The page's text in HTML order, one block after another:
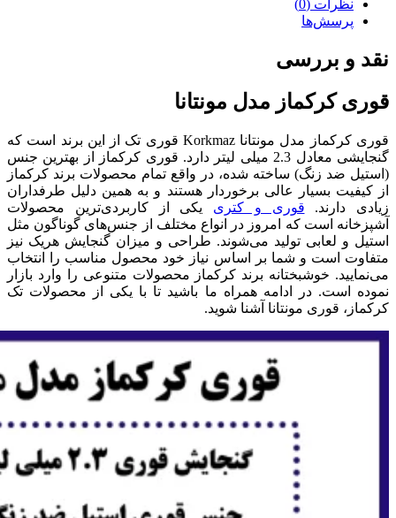
نظرات (0)
پرسش‌ها
نقد و بررسی
قوری کرکماز مدل مونتانا
قوری کرکماز مدل مونتانا Korkmaz قوری تک از این برند است که
گنجایشی معادل 2.3 میلی لیتر دارد. قوری کرکماز از بهترین جنس
(استیل ضد زنگ) ساخته شده، در واقع تمام محصولات برند کرکماز
از کیفیت بسیار عالی برخوردار هستند و به همین دلیل طرفداران
زیادی دارند. قوری و کتری یکی از کاربردی‌ترین محصولات
آشپزخانه است که امروز در انواع مختلف از جنس‌های گوناگون مثل
استیل و لعابی تولید می‌شوند. طراحی و میزان گنجایش هریک نیز
متفاوت است و شما بر اساس نیاز خود محصول مناسب را انتخاب
می‌نمایید. خوشبختانه برند کرکماز محصولات متنوعی را وارد بازار
نموده است. در ادامه همراه ما باشید تا با یکی از محصولات تک
کرکماز، قوری مونتانا آشنا شوید.